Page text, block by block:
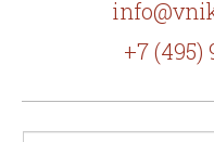
+7 (495)